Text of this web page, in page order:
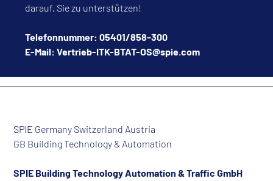
darauf, Sie zu unterstützen!
Telefonnummer: 05401/858-300
E-Mail: Vertrieb-ITK-BTAT-OS@spie.com
SPIE Germany Switzerland Austria
GB Building Technology & Automation
SPIE Building Technology Automation & Traffic GmbH